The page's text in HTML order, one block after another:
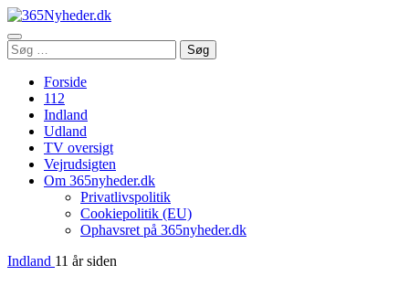
Åbn
menu
Søg
efter:
Søg
Forside
112
Indland
Udland
TV oversigt
Vejrudsigten
Om 365nyheder.dk
Privatlivspolitik
Cookiepolitik (EU)
Ophavsret på 365nyheder.dk
Indland 11 år siden